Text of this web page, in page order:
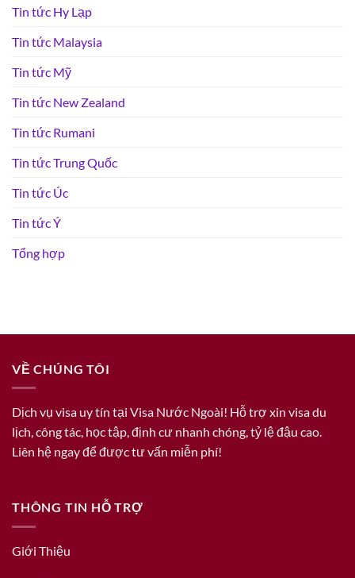
Tin tức Hy Lạp
Tin tức Malaysia
Tin tức Mỹ
Tin tức New Zealand
Tin tức Rumani
Tin tức Trung Quốc
Tin tức Úc
Tin tức Ý
Tổng hợp
VỀ CHÚNG TÔI
Dịch vụ visa uy tín tại Visa Nước Ngoài! Hỗ trợ xin visa du
lịch, công tác, học tập, định cư nhanh chóng, tỷ lệ đậu cao.
Liên hệ ngay để được tư vấn miễn phí!
THÔNG TIN HỖ TRỢ
Giới Thiệu